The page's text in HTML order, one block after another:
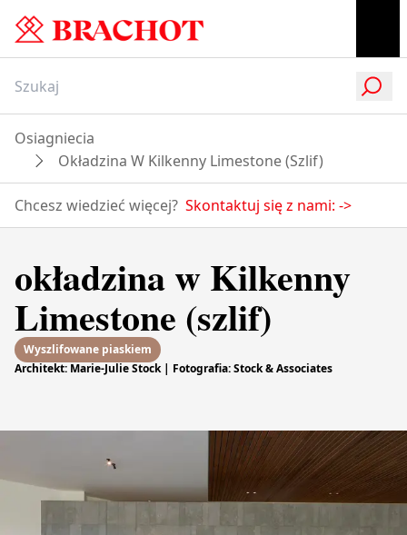
Osiagniecia
Okładzina W Kilkenny Limestone (szlif)
Chcesz wiedzieć więcej? Skontaktuj się z nami: ->
okładzina w Kilkenny
Limestone (szlif)
Wyszlifowane piaskiem
Architekt: Marie-Julie Stock | Fotografia: Stock & Associates